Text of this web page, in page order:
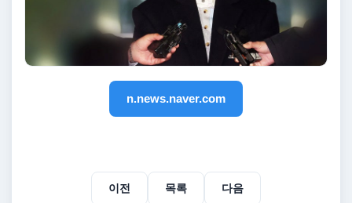
n.news.naver.com
이전 목록 다음